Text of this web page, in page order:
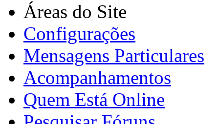
Áreas do Site
Configurações
Mensagens Particulares
Acompanhamentos
Quem Está Online